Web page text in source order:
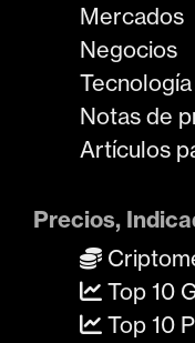
Mercados
Negocios
Tecnología
Notas de
Artículos
Precios,
Top 10
Top 10